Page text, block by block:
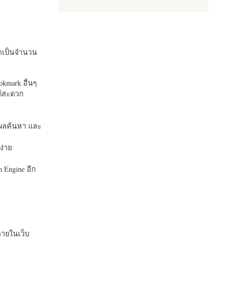
ป็นจำนวน
อื่นๆ
สะดวก
ลค้นหา และ
าย
อีก
ยในเว็บ